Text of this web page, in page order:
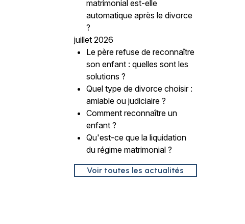
matrimonial est-elle
automatique après le divorce
?
juillet 2026
Le père refuse de reconnaître
son enfant : quelles sont les
solutions ?
Quel type de divorce choisir :
amiable ou judiciaire ?
Comment reconnaître un
enfant ?
Qu'est-ce que la liquidation
du régime matrimonial ?
Voir toutes les actualités